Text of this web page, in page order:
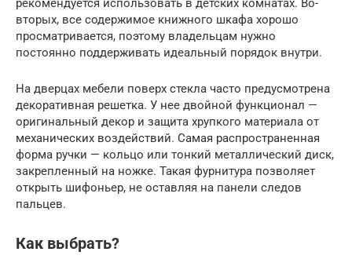
рекомендуется использовать в детских комнатах. Во-
вторых, все содержимое книжного шкафа хорошо
просматривается, поэтому владельцам нужно
постоянно поддерживать идеальный порядок внутри.
На дверцах мебели поверх стекла часто предусмотрена
декоративная решетка. У нее двойной функционал —
оригинальный декор и защита хрупкого материала от
механических воздействий. Самая распространенная
форма ручки — кольцо или тонкий металлический диск,
закрепленный на ножке. Такая фурнитура позволяет
открыть шифоньер, не оставляя на панели следов
пальцев.
Как выбрать?